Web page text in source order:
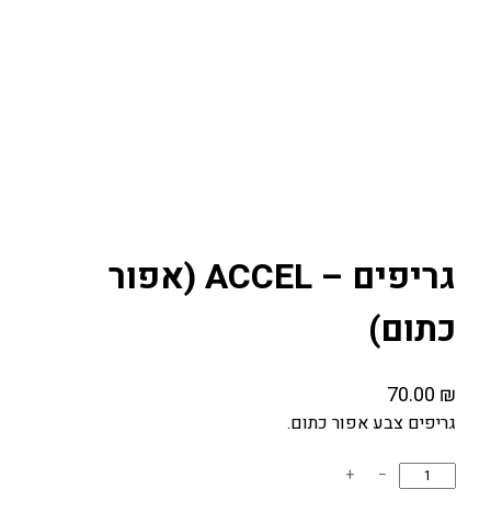
גריפים – ACCEL (אפור
כתום)
70.00 ₪
גריפים צבע אפור כתום.
−
+